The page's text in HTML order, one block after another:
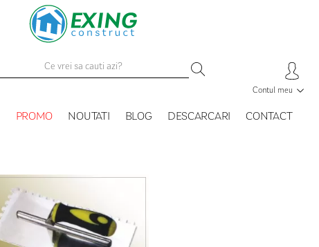
Contul meu
PROMO NOUTATI BLOG DESCARCARI CONTACT